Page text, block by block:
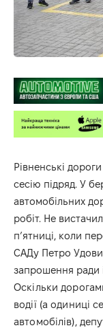
Рівненські
сесію підряд. У
автомобільних
робіт. Не
п’ятниці, коли
САДу Петро
запрошення ради
Оскільки
водії (а одиниці
автомобілів),